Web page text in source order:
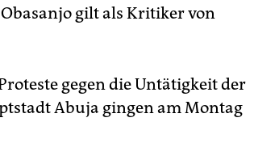
gilt als Kritiker von
gegen die Untätigkeit der
Abuja gingen am Montag